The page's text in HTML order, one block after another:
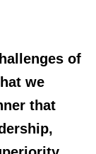
of
we
that